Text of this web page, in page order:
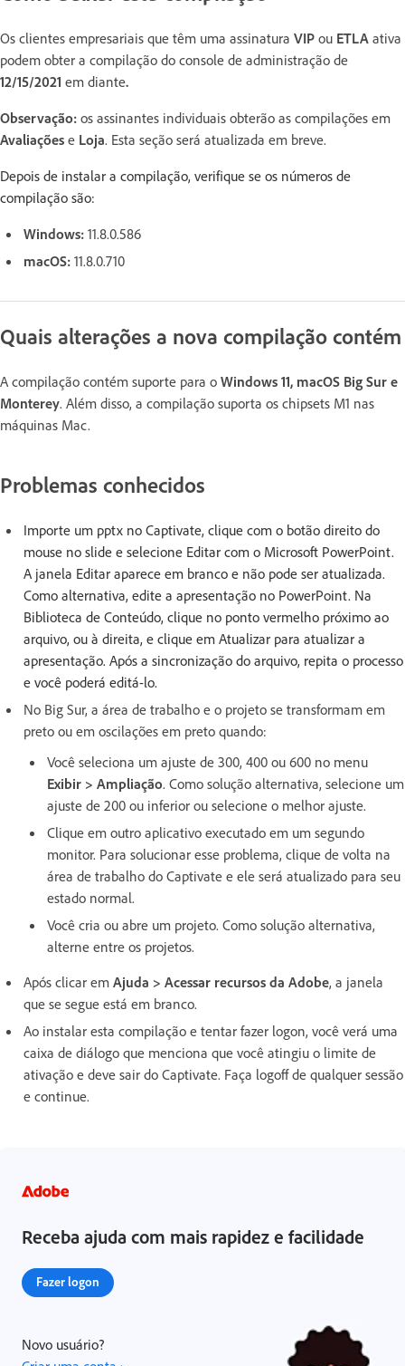
Os clientes empresariais que têm uma assinatura VIP ou ETLA ativa
podem obter a compilação do console de administração de
12/15/2021 em diante.
Observação: os assinantes individuais obterão as compilações em
Avaliações e Loja. Esta seção será atualizada em breve.
Depois de instalar a compilação, verifique se os números de
compilação são:
Windows: 11.8.0.586
macOS: 11.8.0.710
Quais alterações a nova compilação contém
A compilação contém suporte para o Windows 11, macOS Big Sur e
Monterey. Além disso, a compilação suporta os chipsets M1 nas
máquinas Mac.
Problemas conhecidos
Importe um pptx no Captivate, clique com o botão direito do
mouse no slide e selecione Editar com o Microsoft PowerPoint.
A janela Editar aparece em branco e não pode ser atualizada.
Como alternativa, edite a apresentação no PowerPoint. Na
Biblioteca de Conteúdo, clique no ponto vermelho próximo ao
arquivo, ou à direita, e clique em Atualizar para atualizar a
apresentação. Após a sincronização do arquivo, repita o processo
e você poderá editá-lo.
No Big Sur, a área de trabalho e o projeto se transformam em
preto ou em oscilações em preto quando:
Você seleciona um ajuste de 300, 400 ou 600 no menu
Exibir > Ampliação. Como solução alternativa, selecione um
ajuste de 200 ou inferior ou selecione o melhor ajuste.
Clique em outro aplicativo executado em um segundo
monitor. Para solucionar esse problema, clique de volta na
área de trabalho do Captivate e ele será atualizado para seu
estado normal.
Você cria ou abre um projeto. Como solução alternativa,
alterne entre os projetos.
Após clicar em Ajuda > Acessar recursos da Adobe, a janela
que se segue está em branco.
Ao instalar esta compilação e tentar fazer logon, você verá uma
caixa de diálogo que menciona que você atingiu o limite de
ativação e deve sair do Captivate. Faça logoff de qualquer sessão
e continue.
Receba ajuda com mais rapidez e facilidade
Fazer logon
Novo usuário?